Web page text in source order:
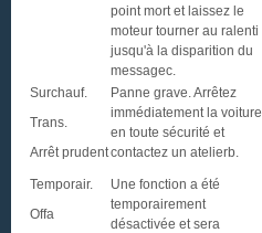
point mort et laissez le
moteur tourner au ralenti
jusqu'à la disparition du
messagec.
Surchauf.
Trans.
Arrêt prudent
Panne grave. Arrêtez
immédiatement la voiture
en toute sécurité et
contactez un atelierb.
Temporair.
Offa
Une fonction a été
temporairement
désactivée et sera